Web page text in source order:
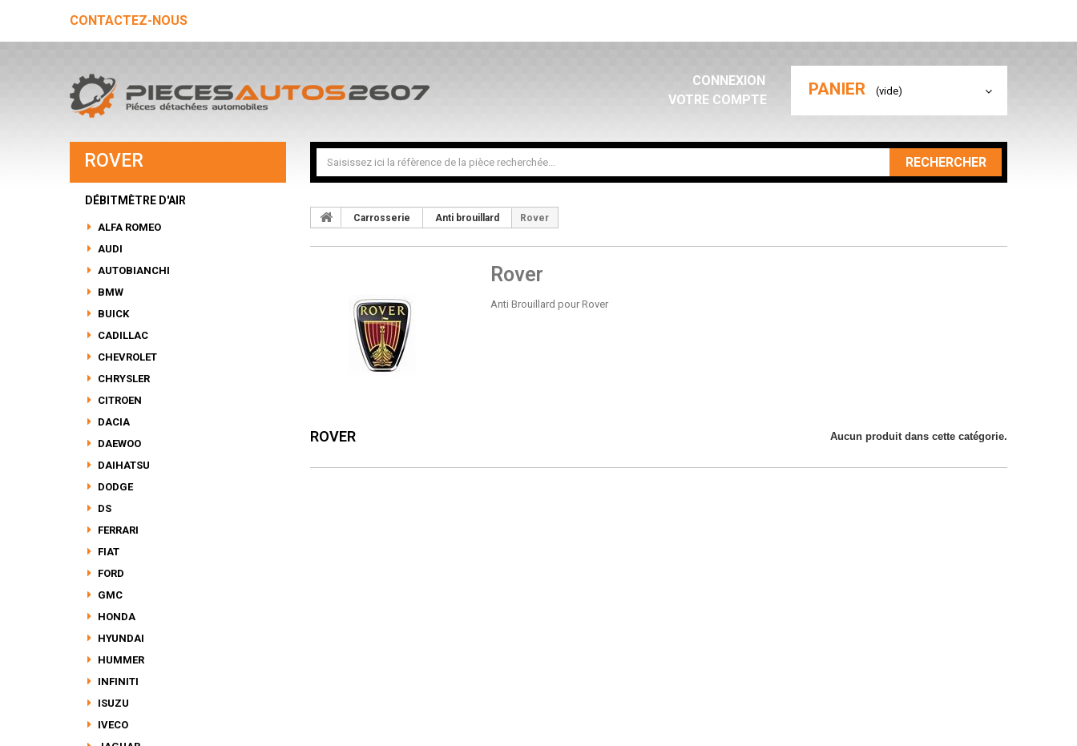
CONTACTEZ-NOUS
PANIER (vide)
CONNEXION
VOTRE COMPTE
RECHERCHER
ROVER
DÉBITMÈTRE D'AIR
ALFA ROMEO
AUDI
AUTOBIANCHI
BMW
BUICK
CADILLAC
CHEVROLET
CHRYSLER
CITROEN
DACIA
DAEWOO
DAIHATSU
DODGE
DS
FERRARI
FIAT
FORD
GMC
HONDA
HYUNDAI
HUMMER
INFINITI
ISUZU
IVECO
Carrosserie Anti brouillard Rover
Rover
Anti Brouillard pour Rover
ROVER Aucun produit dans cette catégorie.